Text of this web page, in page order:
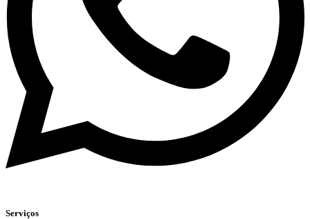
Serviços